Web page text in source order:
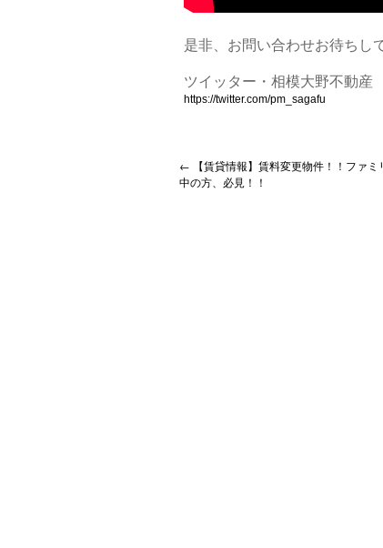
是非、お問い合わせお待ちし
ツイッター・相模大野不動
https://twitter.com/pm_sagafu
← 【賃貸情報】賃料変更物件！！ファ
中の方、必見！！